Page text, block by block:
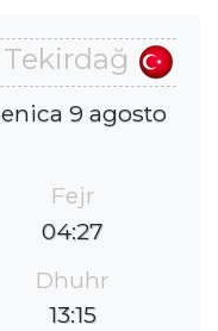
9 agosto
Fejr
04:27
Dhuhr
13:15